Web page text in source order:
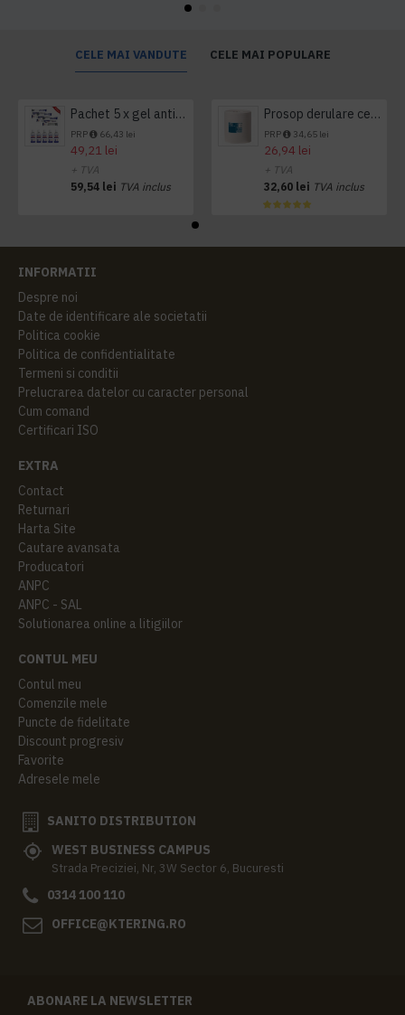
CELE MAI VANDUTE CELE MAI POPULARE
Pachet 5 x gel antibacterian 50ml si 3 x Servetele antibacteriene 48 buc Hygienium
PRP 66,43 lei
49,21 lei
+ TVA
59,54 lei TVA inclus
Prosop derulare centrala 1 pliu, 300 m Tork
PRP 34,65 lei
26,94 lei
+ TVA
32,60 lei TVA inclus
INFORMATII
Despre noi
Date de identificare ale societatii
Politica cookie
Politica de confidentialitate
Termeni si conditii
Prelucrarea datelor cu caracter personal
Cum comand
Certificari ISO
EXTRA
Contact
Returnari
Harta Site
Cautare avansata
Producatori
ANPC
ANPC - SAL
Solutionarea online a litigiilor
CONTUL MEU
Contul meu
Comenzile mele
Puncte de fidelitate
Discount progresiv
Favorite
Adresele mele
SANITO DISTRIBUTION
WEST BUSINESS CAMPUS
Strada Preciziei, Nr, 3W Sector 6, Bucuresti
0314 100 110
OFFICE@KTERING.RO
ABONARE LA NEWSLETTER